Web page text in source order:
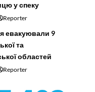
у спеку
Reporter
евакуювали 9
та
областей
Reporter